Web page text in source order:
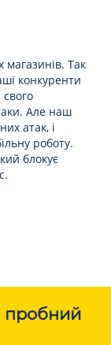
магазинів. Так
конкуренти
Але наш
атак, і
роботу.
блокує
пробний